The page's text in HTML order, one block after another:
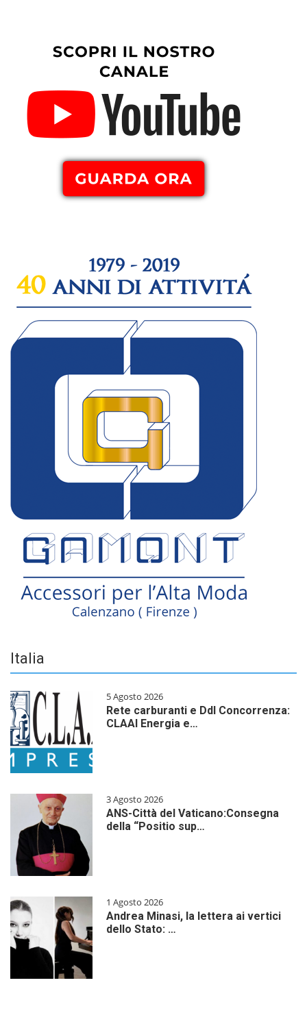
Italia
5 Agosto 2026
Rete carburanti e Ddl Concorrenza:
CLAAI Energia e…
3 Agosto 2026
ANS-Città del Vaticano:Consegna
della “Positio sup…
1 Agosto 2026
Andrea Minasi, la lettera ai vertici
dello Stato: …